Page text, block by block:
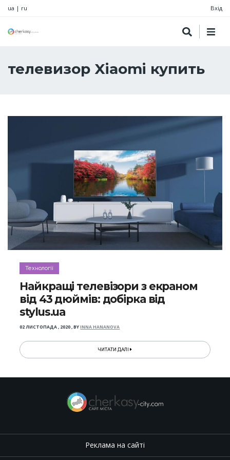
ua | ru Вхід
телевизор Xiaomi купить
Технології
Найкращі телевізори з екраном
від 43 дюймів: добірка від
stylus.ua
02 ЛИСТОПАДА , 2020,BYINNA HANANOVA
ЧИТАТИ ДАЛІ
Реклама на сайті